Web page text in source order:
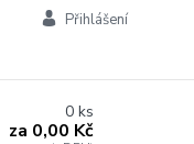
Přihlášení
0ks
za 0,00 Kč